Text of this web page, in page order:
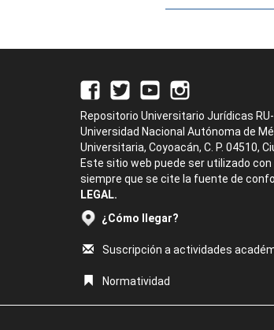
Repositorio Universitario Jurídicas RU-
Universidad Nacional Autónoma de
Universitaria, Coyoacán, C. P. 04510,
Este sitio web puede ser utilizado
siempre que se cite la fuente de
LEGAL.
¿Cómo llegar?
Suscripción a actividades
Normatividad